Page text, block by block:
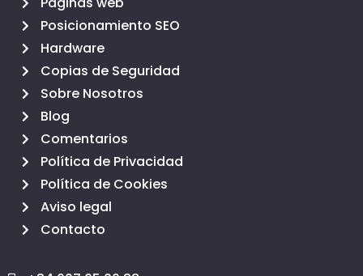
Posicionamiento SEO
Hardware
Copias de Seguridad
Sobre Nosotros
Blog
Comentarios
Política de Privacidad
Política de Cookies
Aviso legal
Contacto